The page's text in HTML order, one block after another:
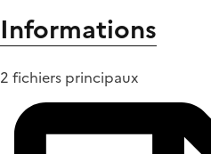
Informations
2 fichiers principaux